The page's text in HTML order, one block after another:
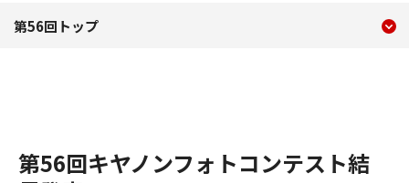
第56回キヤノンフォトコン
第56回トップ
第56回キヤノンフォトコンテスト結